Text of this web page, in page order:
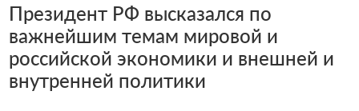
Президент РФ высказался по
важнейшим темам мировой и
российской экономики и внешней и
внутренней политики